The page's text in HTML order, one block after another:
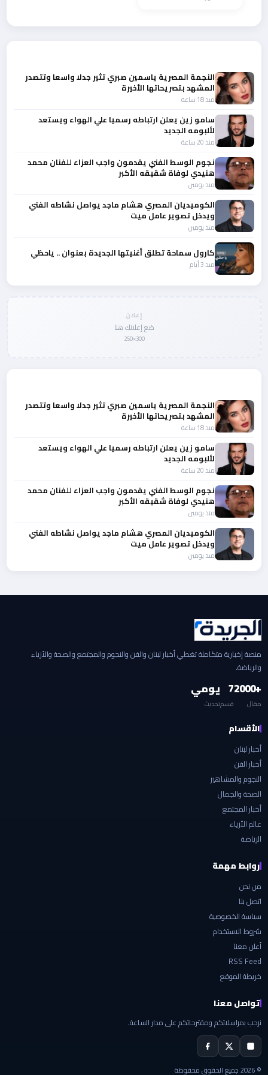
المصرية في صحاب
النجمة المصرية ياسمين صبري تثير جدلا واسعا وتتصدر
المشهد بتصريحاتها الأخيرة
منذ 18 ساعة
سامو زين يعلن ارتباطه رسميا علي الهواء ويستعد
لألبومه الجديد
منذ 20 ساعة
نجوم الوسط الفني يقدمون واجب العزاء للفنان محمد
هنيدي لوفاة شقيقه الأكبر
منذ يومين
الكوميديان المصري هشام ماجد يواصل نشاطه الفني
ويدخل تصوير عامل ميت
منذ يومين
كارول سماحة تطلق أغنيتها الجديدة بعنوان .. ياحظي
منذ 3 أيام
إعلان
ضع إعلانك هنا
300×250
النجمة المصرية ياسمين صبري تثير جدلا واسعا وتتصدر
المشهد بتصريحاتها الأخيرة
منذ 18 ساعة
سامو زين يعلن ارتباطه رسميا علي الهواء ويستعد
لألبومه الجديد
منذ 20 ساعة
نجوم الوسط الفني يقدمون واجب العزاء للفنان محمد
هنيدي لوفاة شقيقه الأكبر
منذ يومين
الكوميديان المصري هشام ماجد يواصل نشاطه الفني
ويدخل تصوير عامل ميت
منذ يومين
منصة إخبارية متكاملة تغطي أخبار لبنان والفن والنجوم والمجتمع والصحة والأزياء
والرياضة.
+2000
مقال
7
قسم
يومي
تحديث
الأقسام
أخبار لبنان
أخبار الفن
النجوم والمشاهير
الصحة والجمال
أخبار المجتمع
عالم الأزياء
الرياضة
روابط مهمة
من نحن
اتصل بنا
سياسة الخصوصية
شروط الاستخدام
أعلن معنا
RSS Feed
خريطة الموقع
تواصل معنا
نرحب بمراسلاتكم ومقترحاتكم على مدار الساعة.
© 2026 جميع الحقوق محفوظة